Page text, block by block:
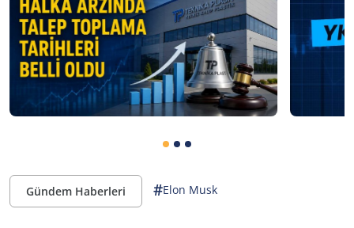
Gündem Haberleri #Elon Musk